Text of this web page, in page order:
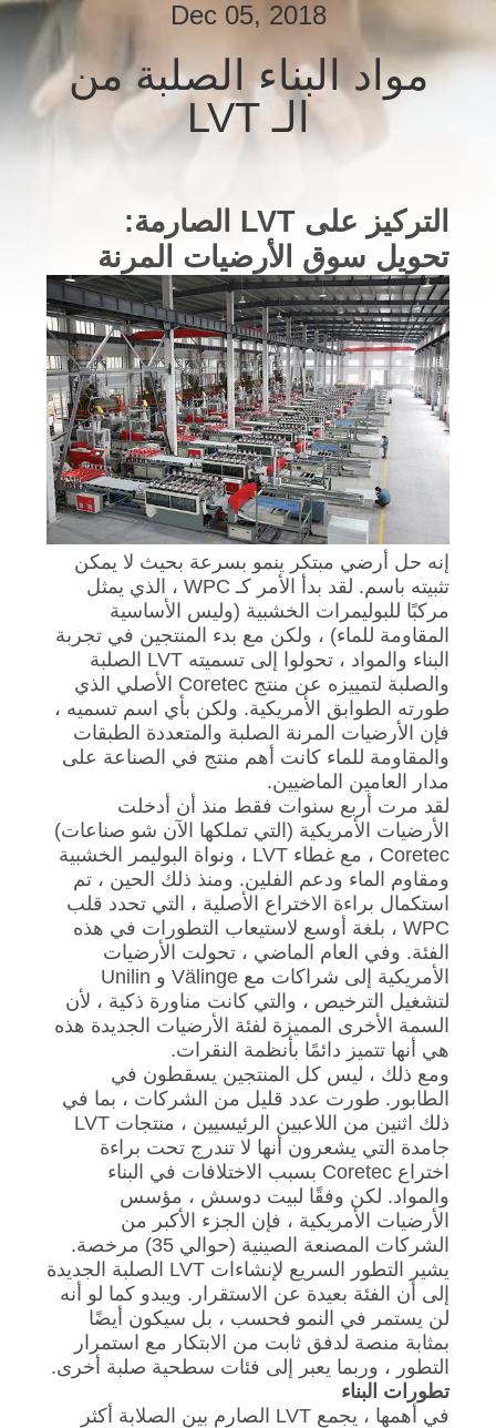
مراقبة
أخبار
القضايا
اطلب
اقتباس
خريطة
الموقع
سياسة
الخصوصية
Dec 05, 2018
مواد البناء الصلبة من
الـ LVT
التركيز على LVT الصارمة:
تحويل سوق الأرضيات المرنة
إنه حل أرضي مبتكر ينمو بسرعة بحيث لا يمكن
تثبيته باسم. لقد بدأ الأمر كـ WPC ، الذي يمثل
مركبًا للبوليمرات الخشبية (وليس الأساسية
المقاومة للماء) ، ولكن مع بدء المنتجين في تجربة
البناء والمواد ، تحولوا إلى تسميته LVT الصلبة
والصلبة لتمييزه عن منتج Coretec الأصلي الذي
طورته الطوابق الأمريكية. ولكن بأي اسم تسميه ،
فإن الأرضيات المرنة الصلبة والمتعددة الطبقات
والمقاومة للماء كانت أهم منتج في الصناعة على
مدار العامين الماضيين.
لقد مرت أربع سنوات فقط منذ أن أدخلت
الأرضيات الأمريكية (التي تملكها الآن شو صناعات)
Coretec ، مع غطاء LVT ، ونواة البوليمر الخشبية
ومقاوم الماء ودعم الفلين. ومنذ ذلك الحين ، تم
استكمال براءة الاختراع الأصلية ، التي تحدد قلب
WPC ، بلغة أوسع لاستيعاب التطورات في هذه
الفئة. وفي العام الماضي ، تحولت الأرضيات
الأمريكية إلى شراكات مع Välinge و Unilin
لتشغيل الترخيص ، والتي كانت مناورة ذكية ، لأن
السمة الأخرى المميزة لفئة الأرضيات الجديدة هذه
هي أنها تتميز دائمًا بأنظمة النقرات.
ومع ذلك ، ليس كل المنتجين يسقطون في
الطابور. طورت عدد قليل من الشركات ، بما في
ذلك اثنين من اللاعبين الرئيسيين ، منتجات LVT
جامدة التي يشعرون أنها لا تندرج تحت براءة
اختراع Coretec بسبب الاختلافات في البناء
والمواد. لكن وفقًا لبيت دوسش ، مؤسس
الأرضيات الأمريكية ، فإن الجزء الأكبر من
الشركات المصنعة الصينية (حوالي 35) مرخصة.
يشير التطور السريع لإنشاءات LVT الصلبة الجديدة
إلى أن الفئة بعيدة عن الاستقرار. ويبدو كما لو أنه
لن يستمر في النمو فحسب ، بل سيكون أيضًا
بمثابة منصة لدفق ثابت من الابتكار مع استمرار
التطور ، وربما يعبر إلى فئات سطحية صلبة أخرى.
تطورات البناء
في أهمها ، يجمع LVT الصارم بين الصلابة أكثر